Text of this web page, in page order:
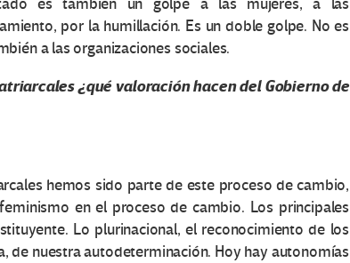
es también un golpe a las mujeres, a las
por la humillación. Es un doble golpe. No es
a las organizaciones sociales.
¿qué valoración hacen del Gobierno de
hemos sido parte de este proceso de cambio,
en el proceso de cambio. Los principales
Lo plurinacional, el reconocimiento de los
de nuestra autodeterminación. Hoy hay autonomías